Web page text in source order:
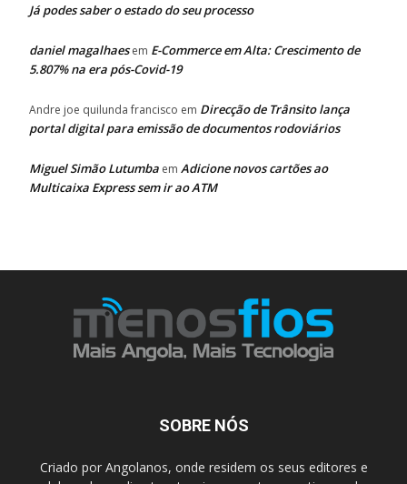
Já podes saber o estado do seu processo
daniel magalhaesem E-Commerce em Alta: Crescimento de
5.807% na era pós-Covid-19
Andre joe quilunda francisco em Direcção de Trânsito lança
portal digital para emissão de documentos rodoviários
Miguel Simão Lutumba em Adicione novos cartões ao
Multicaixa Express sem ir ao ATM
SOBRE NÓS
Criado por Angolanos, onde residem os seus editores e